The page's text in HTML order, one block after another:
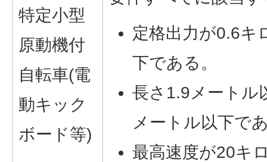
特定小型
原動機付
自転車(電
動キック
ボード等)
定格出力が0.6キ
下である。
長さ1.9メートル
メートル以下で
最高速度が20キ